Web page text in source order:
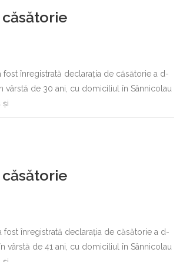
fost înregistrată declaraţia de căsătorie a d-
vârstă de 30 ani, cu domiciliul în Sânnicolau
şi
fost înregistrată declaraţia de căsătorie a d-
în vârstă de 41 ani, cu domiciliul în Sânnicolau